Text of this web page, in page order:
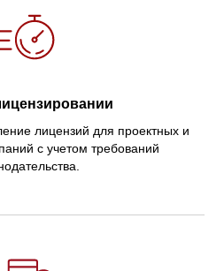
лицензий для проектных и
с учетом требований